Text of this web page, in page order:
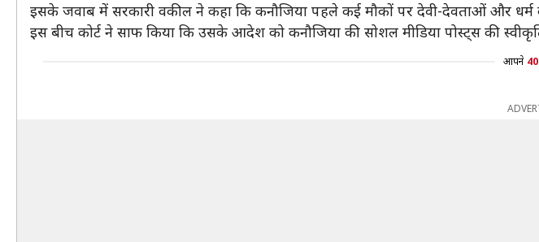
इसके जवाब में सरकारी वकील ने कहा कि कनौजिया पहले कई मौकों पर देवी-देवताओं और
इस बीच कोर्ट ने साफ किया कि उसके आदेश को कनौजिया की सोशल मीडिया पोस्ट्स की
आपने